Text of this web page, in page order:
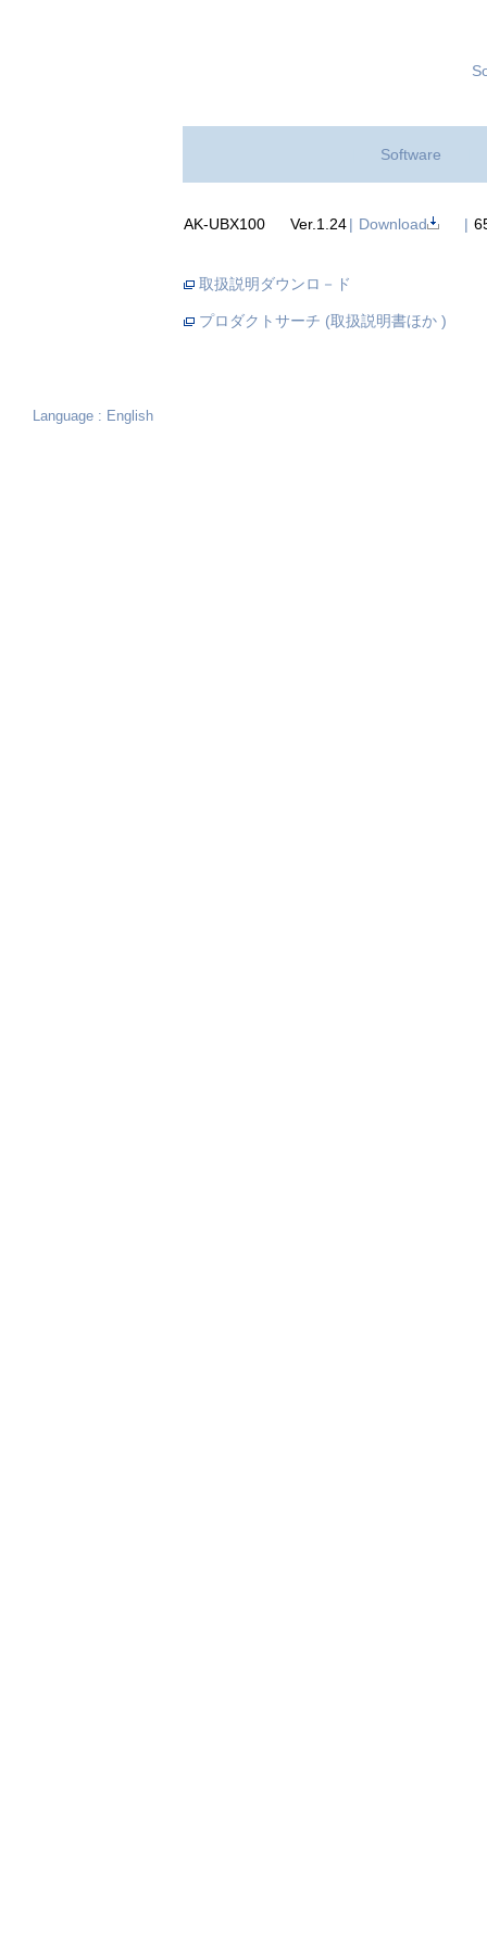
Software
AK-UBX100 Ver.1.24| Download |
取扱説明ダウンロ－ド
プロダクトサーチ (取扱説明書ほか )
Language : English